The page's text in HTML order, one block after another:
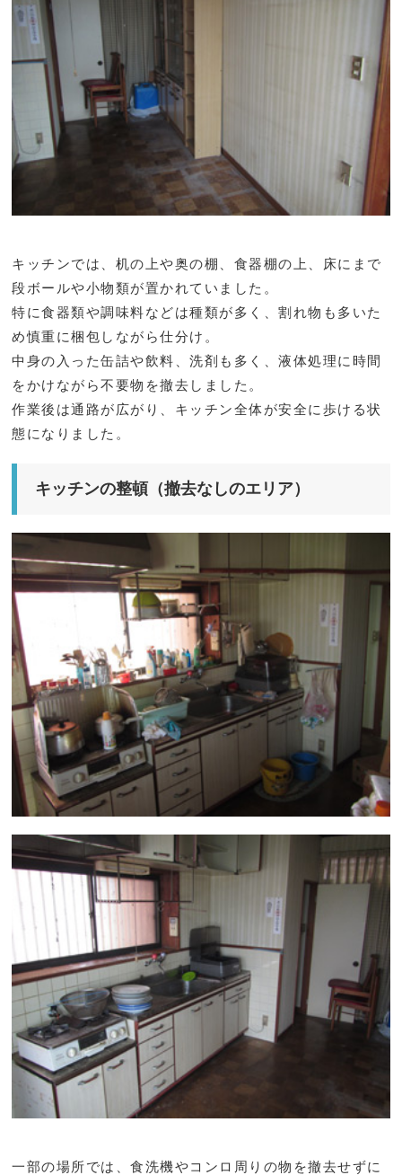
キッチンでは、机の上や奥の棚、食器棚の上、床にまで
段ボールや小物類が置かれていました。
特に食器類や調味料などは種類が多く、割れ物も多いた
め慎重に梱包しながら仕分け。
中身の入った缶詰や飲料、洗剤も多く、液体処理に時間
をかけながら不要物を撤去しました。
作業後は通路が広がり、キッチン全体が安全に歩ける状
態になりました。
キッチンの整頓（撤去なしのエリア）
一部の場所では、食洗機やコンロ周りの物を撤去せずに